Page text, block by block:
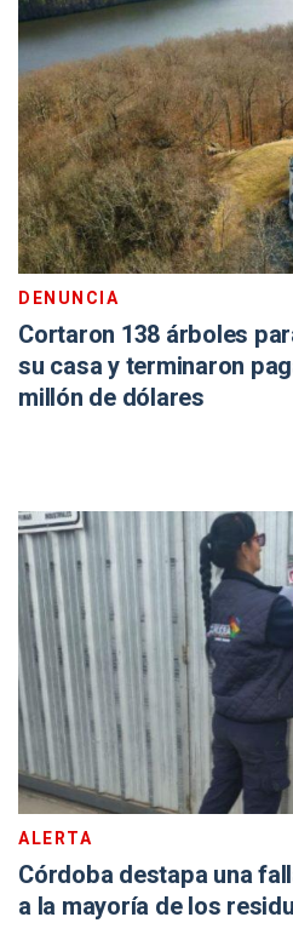
DENUNCIA
Cortaron 138 árboles
su casa y terminaron
millón de dólares
ALERTA
Córdoba destapa una
a la mayoría de los